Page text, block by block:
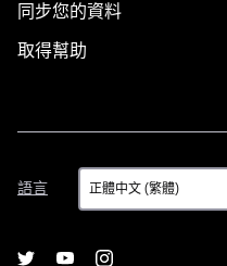
同步您的資料
取得幫助
語言
語
言